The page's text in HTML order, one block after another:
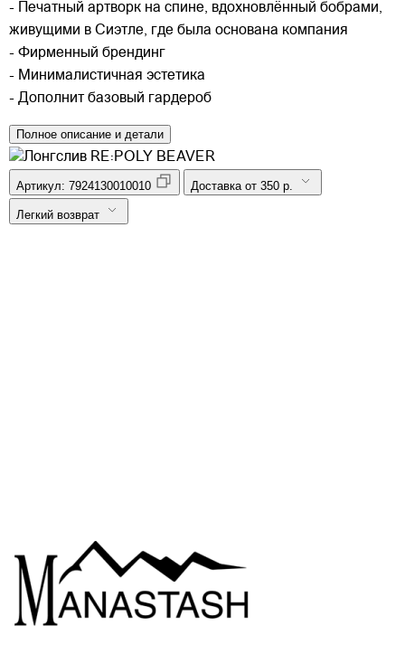
- Печатный артворк на спине, вдохновлённый бобрами,
живущими в Сиэтле, где была основана компания
- Фирменный брендинг
- Минималистичная эстетика
- Дополнит базовый гардероб
Полное описание и детали
Артикул: 7924130010010 Доставка от 350 р.
Легкий возврат